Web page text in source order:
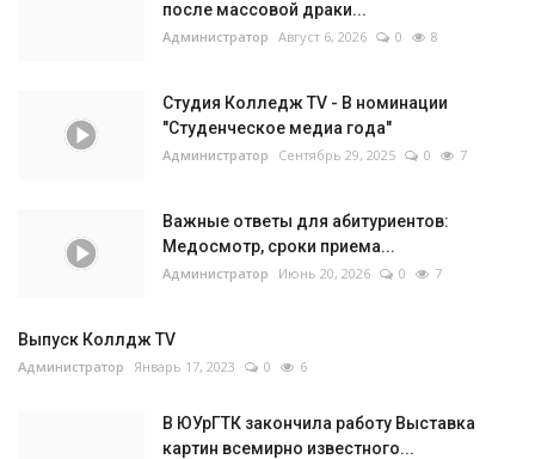
после массовой драки...
Администратор Август 6, 2026 0 8
Студия Колледж TV - В номинации
"Студенческое медиа года"
Администратор Сентябрь 29, 2025 0 7
Важные ответы для абитуриентов:
Медосмотр, сроки приема...
Администратор Июнь 20, 2026 0 7
Выпуск Коллдж TV
Администратор Январь 17, 2023 0 6
В ЮУрГТК закончила работу Выставка
картин всемирно известного...